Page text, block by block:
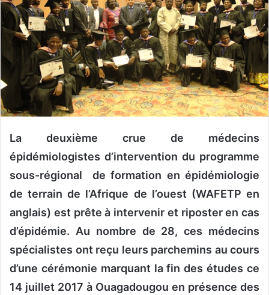
e
r
u
n
c
o
u
r
i
e
La deuxième crue de médecins
épidémiologistes d’intervention du programme
sous-régional de formation en épidémiologie
de terrain de l’Afrique de l’ouest (WAFETP en
anglais) est prête à intervenir et riposter en cas
d’épidémie. Au nombre de 28, ces médecins
spécialistes ont reçu leurs parchemins au cours
d’une cérémonie marquant la fin des études ce
14 juillet 2017 à Ouagadougou en présence des